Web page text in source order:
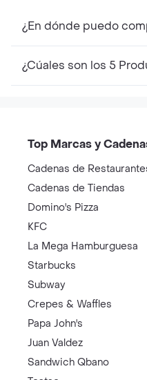
¿En dónde puedo
¿Cúales son los 5
Top Marcas y
Cadenas de
Cadenas de Tiendas
Domino's Pizza
KFC
La Mega Hamburguesa
Starbucks
Subway
Crepes & Waffles
Papa John's
Juan Valdez
Sandwich Qbano